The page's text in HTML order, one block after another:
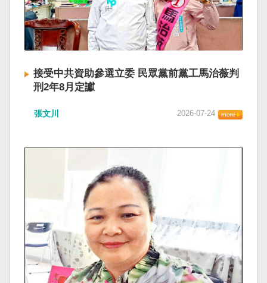
接受中共資助參選立委 民眾黨前黨工馬治薇判
刑2年8月定讞
張文川 2026-07-24